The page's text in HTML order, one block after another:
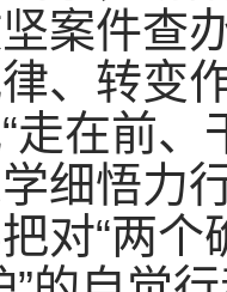
案件查
、转变
走在前
细悟力
对“两